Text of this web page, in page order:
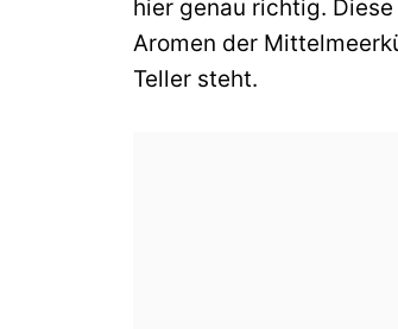
hier genau richtig.
Aromen der
Teller steht.